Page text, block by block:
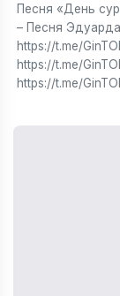
Песня «День
– Песня
https://t.me/
https://t.me/
https://t.me/